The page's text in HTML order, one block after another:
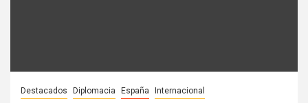
Destacados Diplomacia España Internacional